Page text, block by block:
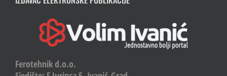
Ferotehnik d.o.o.